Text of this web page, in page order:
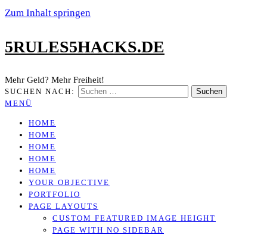
Zum Inhalt springen
5RULES5HACKS.DE
Mehr Geld? Mehr Freiheit!
SUCHEN NACH:
MENÜ
HOME
HOME
HOME
HOME
HOME
YOUR OBJECTIVE
PORTFOLIO
PAGE LAYOUTS
CUSTOM FEATURED IMAGE HEIGHT
PAGE WITH NO SIDEBAR